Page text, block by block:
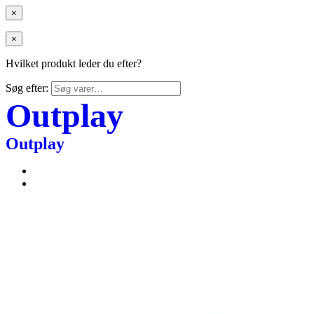
×
×
Hvilket produkt leder du efter?
Søg efter:
Outplay
Outplay